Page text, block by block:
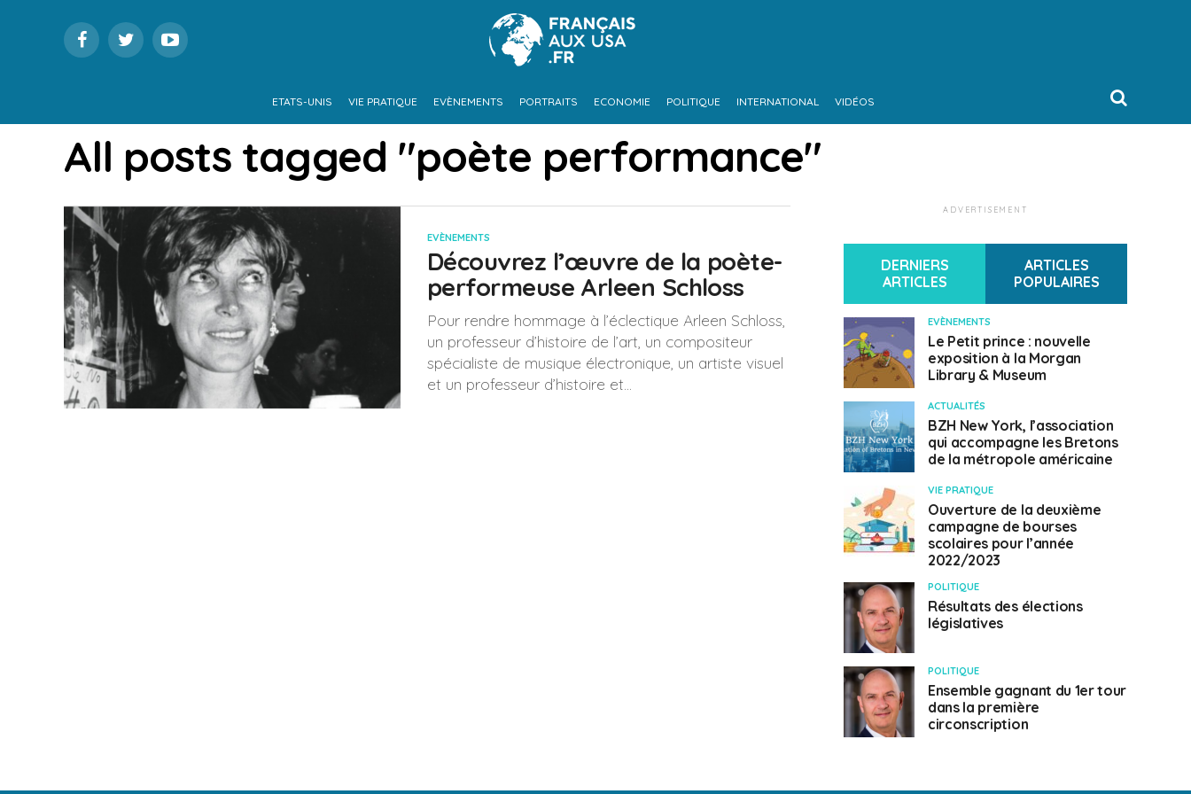
ETATS-UNIS VIE PRATIQUE EVÈNEMENTS PORTRAITS ECONOMIE POLITIQUE INTERNATIONAL VIDÉOS
All posts tagged "poète performance"
EVÈNEMENTS
Découvrez l’œuvre de la poète-
performeuse Arleen Schloss
Pour rendre hommage à l’éclectique Arleen Schloss,
un professeur d’histoire de l’art, un compositeur
spécialiste de musique électronique, un artiste visuel
et un professeur d’histoire et...
ADVERTISEMENT
DERNIERS
ARTICLES
ARTICLES
POPULAIRES
EVÈNEMENTS
Le Petit prince : nouvelle
exposition à la Morgan
Library & Museum
ACTUALITÉS
BZH New York, l’association
qui accompagne les Bretons
de la métropole américaine
VIE PRATIQUE
Ouverture de la deuxième
campagne de bourses
scolaires pour l’année
2022/2023
POLITIQUE
Résultats des élections
législatives
POLITIQUE
Ensemble gagnant du 1er tour
dans la première
circonscription